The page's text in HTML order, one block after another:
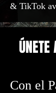
& TikTok
Con el